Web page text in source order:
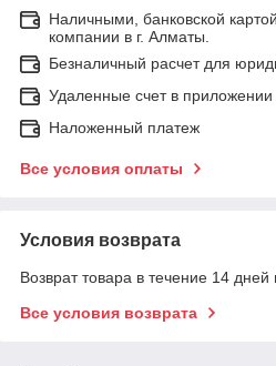
Наличными, банковской
компании в г. Алматы.
Безналичный расчет для
Удаленные счет в приложении
Наложенный платеж
Все условия оплаты
Условия возврата
Возврат товара в течение 14 дней
Все условия возврата